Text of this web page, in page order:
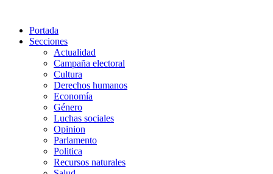
Portada
Secciones
Actualidad
Campaña electoral
Cultura
Derechos humanos
Economía
Género
Luchas sociales
Opinion
Parlamento
Politica
Recursos naturales